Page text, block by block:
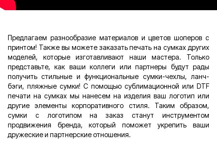
Предлагаем разнообразие материалов и цветов шоперов с
принтом! Также вы можете заказать печать на сумках других
моделей, которые изготавливают наши мастера. Только
представьте, как ваши коллеги или партнеры будут рады
получить стильные и функциональные сумки-чехлы, ланч-
бэги, пляжные сумки! С помощью сублимационной или DTF
печати на сумках мы нанесем на изделия ваш логотип или
другие элементы корпоративного стиля. Таким образом,
сумки с логотипом на заказ станут инструментом
продвижения бренда, который поможет укрепить ваши
дружеские и партнерские отношения.